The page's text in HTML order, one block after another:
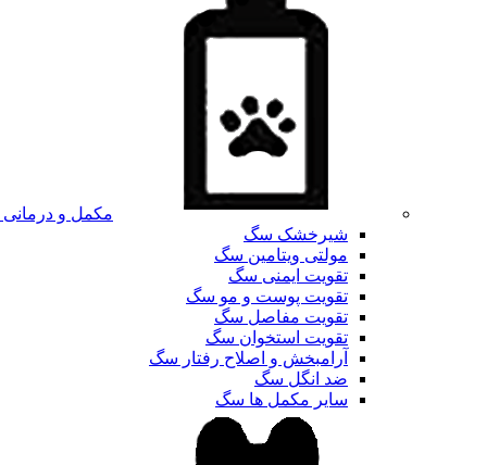
مکمل و
شیرخشک سگ
مولتی ویتامین سگ
تقویت ایمنی سگ
تقویت پوست و مو سگ
تقویت مفاصل سگ
تقویت استخوان سگ
آرامبخش و اصلاح رفتار سگ
ضد انگل سگ
سایر مکمل ها سگ